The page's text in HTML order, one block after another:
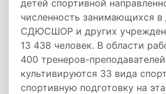
детей спортивной
численность занимающихся
СДЮСШОР и других
13 438 человек. В области
400 тренеров-
культивируются 33 вида
спортивную подготовку на